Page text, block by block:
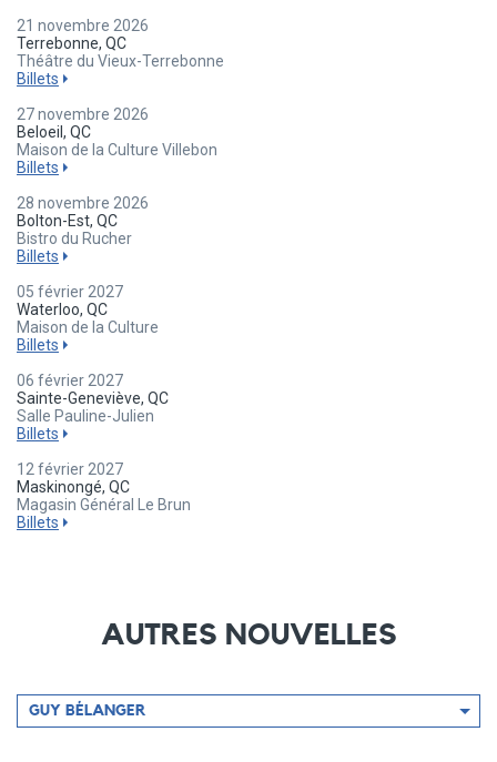
21 novembre 2026
Terrebonne, QC
Théâtre du Vieux-Terrebonne
Billets
27 novembre 2026
Beloeil, QC
Maison de la Culture Villebon
Billets
28 novembre 2026
Bolton-Est, QC
Bistro du Rucher
Billets
05 février 2027
Waterloo, QC
Maison de la Culture
Billets
06 février 2027
Sainte-Geneviève, QC
Salle Pauline-Julien
Billets
12 février 2027
Maskinongé, QC
Magasin Général Le Brun
Billets
AUTRES NOUVELLES
Filtrer
par
GUY BÉLANGER